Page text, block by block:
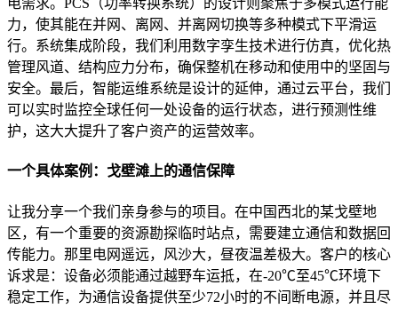
电需求。PCS（功率转换系统）的设计则聚焦于多模式运行能
力，使其能在并网、离网、并离网切换等多种模式下平滑运
行。系统集成阶段，我们利用数字孪生技术进行仿真，优化热
管理风道、结构应力分布，确保整机在移动和使用中的坚固与
安全。最后，智能运维系统是设计的延伸，通过云平台，我们
可以实时监控全球任何一处设备的运行状态，进行预测性维
护，这大大提升了客户资产的运营效率。
一个具体案例：戈壁滩上的通信保障
让我分享一个我们亲身参与的项目。在中国西北的某戈壁地
区，有一个重要的资源勘探临时站点，需要建立通信和数据回
传能力。那里电网遥远，风沙大，昼夜温差极大。客户的核心
诉求是：设备必须能通过越野车运抵，在-20℃至45℃环境下
稳定工作，为通信设备提供至少72小时的不间断电源，并且尽